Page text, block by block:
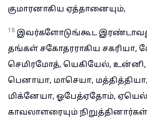
குமாரனாகிய ஏத்தானையும்,
18 இவர்களோடுங்கூட
தங்கள் சகோதரராகிய சகரியா,
செமிரமோத், யெகியேல், உன்னி,
பெனாயா, மாசெயா,
மிக்னேயா, ஓபேத்ஏதோம்,
காவலாளரையும்